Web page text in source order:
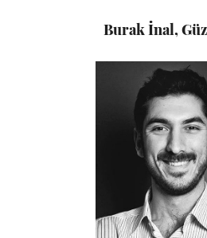
Burak İnal,